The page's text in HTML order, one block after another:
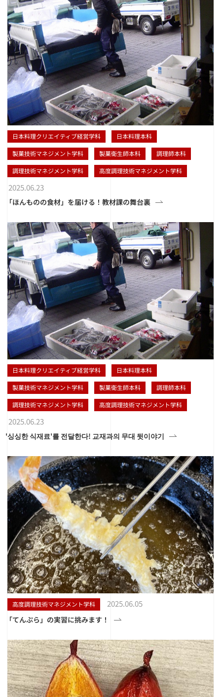
日本料理クリエイティブ経営学科 日本料理本科
製菓技術マネジメント学科 製菓衛生師本科 調理師本科
調理技術マネジメント学科 高度調理技術マネジメント学科
2025.06.23
「ほんものの食材」を届ける！教材課の舞台裏
日本料理クリエイティブ経営学科 日本料理本科
製菓技術マネジメント学科 製菓衛生師本科 調理師本科
調理技術マネジメント学科 高度調理技術マネジメント学科
2025.06.23
'싱싱한 식재료'를 전달한다! 교재과의 무대 뒷이야기
高度調理技術マネジメント学科 2025.06.05
「てんぷら」の実習に挑みます！